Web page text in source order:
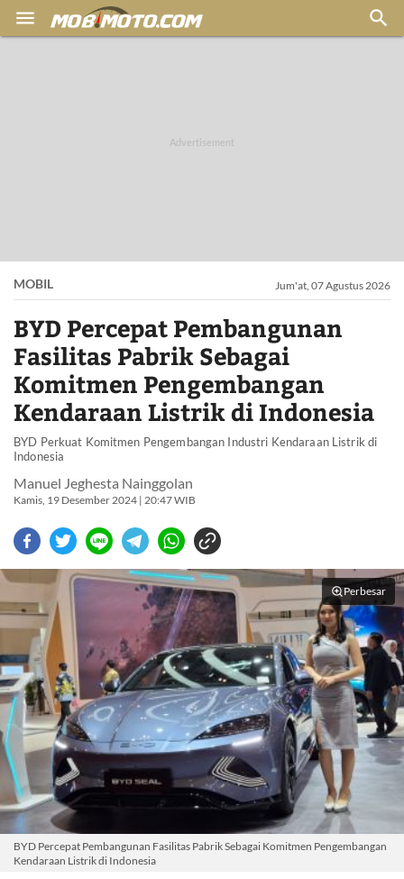
 
MOBIL Jum'at, 07 Agustus 2026
BYD Percepat Pembangunan
Fasilitas Pabrik Sebagai
Komitmen Pengembangan
Kendaraan Listrik di Indonesia
BYD Perkuat Komitmen Pengembangan Industri Kendaraan Listrik di
Indonesia
Manuel Jeghesta Nainggolan
Kamis, 19 Desember 2024 | 20:47 WIB
Perbesar
BYD Percepat Pembangunan Fasilitas Pabrik Sebagai Komitmen Pengembangan
Kendaraan Listrik di Indonesia